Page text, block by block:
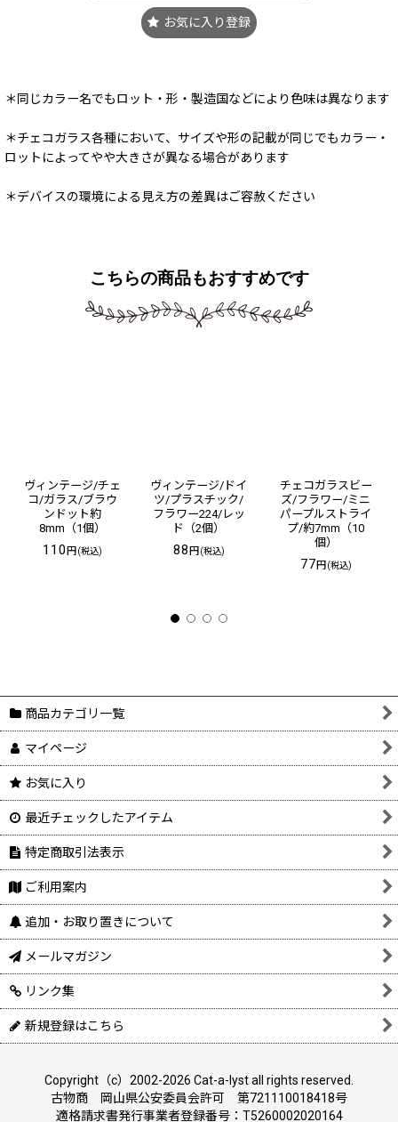
お気に入り登録
＊同じカラー名でもロット・形・製造国などにより色味は異なります
＊チェコガラス各種において、サイズや形の記載が同じでもカラー・
ロットによってやや大きさが異なる場合があります
＊デバイスの環境による見え方の差異はご容赦ください
こちらの商品もおすすめです
ヴィンテージ/チェ
コ/ガラス/ブラウ
ンドット約
8mm（1個）
110円(税込)
ヴィンテージ/ドイ
ツ/プラスチック/
フラワー224/レッ
ド（2個）
88円(税込)
チェコガラスビー
ズ/フラワー/ミニ
パープルストライ
プ/約7mm（10
個）
77円(税込)
商品カテゴリ一覧
マイページ
お気に入り
最近チェックしたアイテム
特定商取引法表示
ご利用案内
追加・お取り置きについて
メールマガジン
リンク集
新規登録はこちら
Copyright（c）2002-2026 Cat-a-lyst all rights reserved.
古物商 岡山県公安委員会許可 第721110018418号
適格請求書発行事業者登録番号：T5260002020164